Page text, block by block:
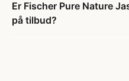
Er Fischer Pure Nature
på tilbud?